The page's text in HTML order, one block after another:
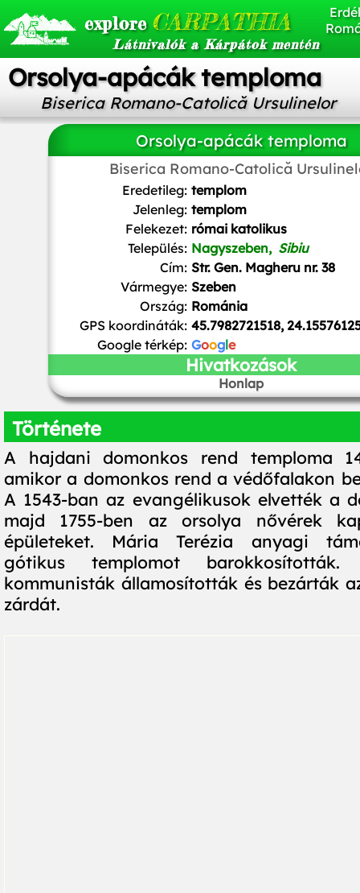
explore CARPATHIA
Látnivalók a Kárpátok mentén
Orsolya-apácák temploma
Biserica Romano-Catolică Ursulinelor
Orsolya-apácák temploma
Biserica Romano-Catolică
Cezar Suceveanu,CC BY-SA 3.0 RO, via Wikimedia
Eredetileg: templom
Jelenleg: templom
Felekezet: római katolikus
Település: Nagyszeben, Sibiu
Cím: Str. Gen. Magheru nr. 38
Vármegye: Szeben
Ország: Románia
GPS koordináták: 45.7982721518,
Google térkép: Google
Hivatkozások
Honlap
Története
A hajdani domonkos rend temploma
amikor a domonkos rend a védőfalakon
A 1543-ban az evangélikusok elvették a
majd 1755-ben az orsolya nővérek
épületeket. Mária Terézia anyagi
gótikus templomot
kommunisták államosították és bezárták
zárdát.